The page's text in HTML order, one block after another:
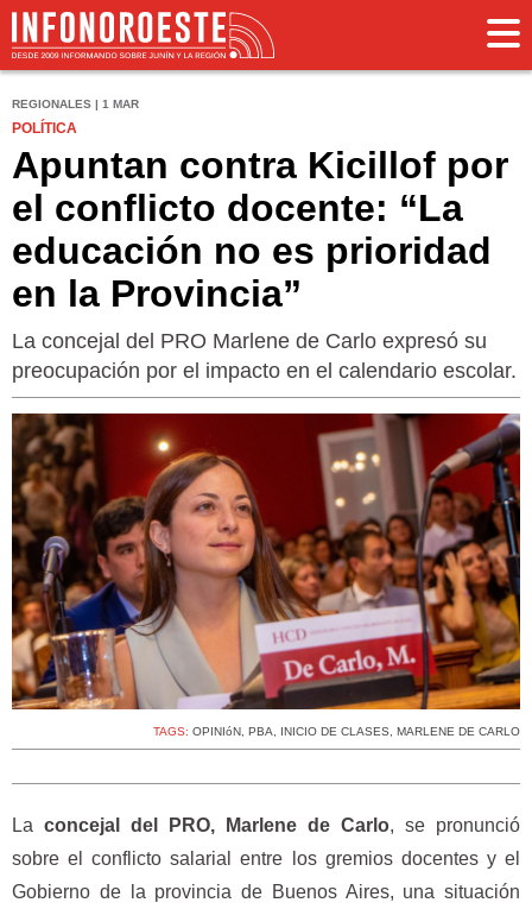
REGIONALES | 1 MAR
POLÍTICA
Apuntan contra Kicillof por
el conflicto docente: “La
educación no es prioridad
en la Provincia”
La concejal del PRO Marlene de Carlo expresó su
preocupación por el impacto en el calendario escolar.
TAGS: OPINIóN, PBA, INICIO DE CLASES, MARLENE DE CARLO
La concejal del PRO, Marlene de Carlo, se pronunció
sobre el conflicto salarial entre los gremios docentes y el
Gobierno de la provincia de Buenos Aires, una situación